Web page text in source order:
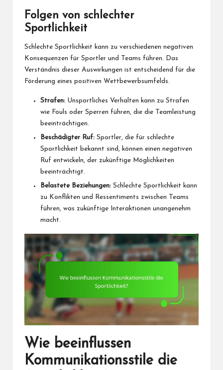
Folgen von schlechter
Sportlichkeit
Schlechte Sportlichkeit kann zu verschiedenen negativen
Konsequenzen für Sportler und Teams führen. Das
Verständnis dieser Auswirkungen ist entscheidend für die
Förderung eines positiven Wettbewerbsumfelds.
Strafen: Unsportliches Verhalten kann zu Strafen
wie Fouls oder Sperren führen, die die Teamleistung
beeinträchtigen.
Beschädigter Ruf: Sportler, die für schlechte
Sportlichkeit bekannt sind, können einen negativen
Ruf entwickeln, der zukünftige Möglichkeiten
beeinträchtigt.
Belastete Beziehungen: Schlechte Sportlichkeit kann
zu Konflikten und Ressentiments zwischen Teams
führen, was zukünftige Interaktionen unangenehm
macht.
Wie beeinflussen
Kommunikationsstile die